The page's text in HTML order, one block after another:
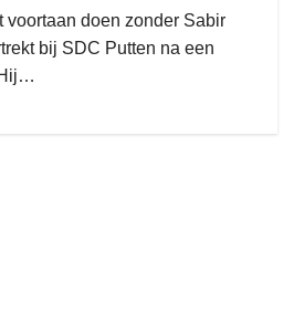
voortaan doen zonder Sabir
bij SDC Putten na een